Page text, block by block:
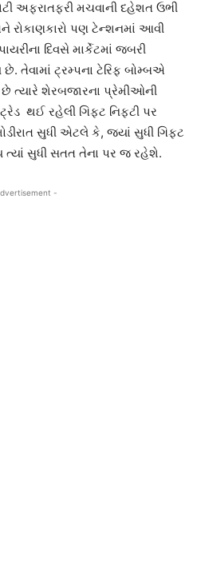
અફરાતફરી મચવાની દહેશત ઉભી
પણ ટેન્શનમાં આવી
દિવસે માર્કેટમાં જબરી
તેવામાં ટ્રમ્પના ટેરિફ બોમ્બએ
ત્યારે શેરબજારના પ્રેમીઓની
ટ્રેડ થઈ રહેલી ગિફટ નિફટી પર
સુધી એટલે કે, જ્યાં સુધી ગિફટ
ત્યાં સુધી સતત તેના પર જ રહેશે.
-